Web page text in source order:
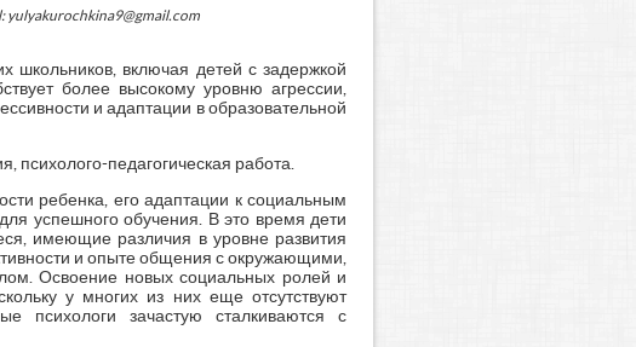
школьников, включая детей с задержкой
более высокому уровню агрессии,
и адаптации в образовательной
психолого-педагогическая работа.
ребенка, его адаптации к социальным
успешного обучения. В это время дети
имеющие различия в уровне развития
и опыте общения с окружающими,
Освоение новых социальных ролей и
у многих из них еще отсутствуют
психологи зачастую сталкиваются с